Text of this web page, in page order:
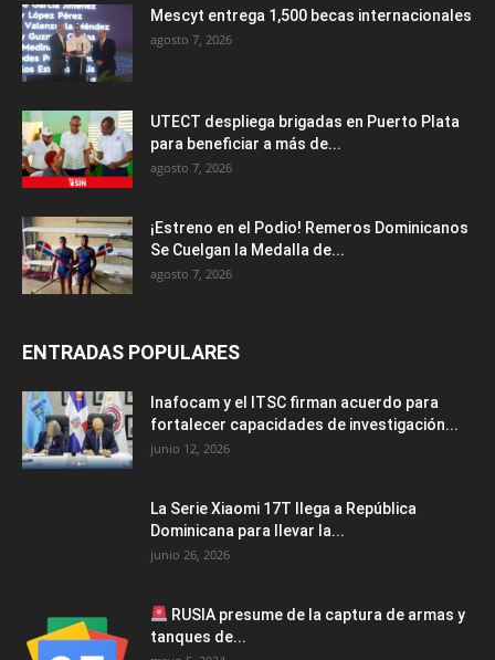
Mescyt entrega 1,500 becas internacionales
agosto 7, 2026
UTECT despliega brigadas en Puerto Plata
para beneficiar a más de...
agosto 7, 2026
¡Estreno en el Podio! Remeros Dominicanos
Se Cuelgan la Medalla de...
agosto 7, 2026
ENTRADAS POPULARES
Inafocam y el ITSC firman acuerdo para
fortalecer capacidades de investigación...
junio 12, 2026
La Serie Xiaomi 17T llega a República
Dominicana para llevar la...
junio 26, 2026
RUSIA presume de la captura de armas y
tanques de...